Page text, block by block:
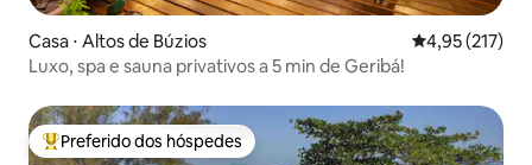
Casa ⋅ Altos de Búzios 4,95 de uma
4,95 (217)
Luxo, spa e sauna privativos a 5 min de Geribá!
Entre os melhores preferidos dos hóspedes
Preferido dos hóspedes